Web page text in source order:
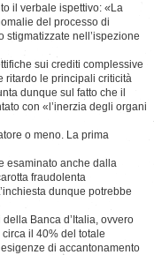
il verbale ispettivo: «La
del processo di
nell’ispezione
sui crediti complessive
ritardo le principali criticità
dunque sul fatto che il
con «l’inerzia degli organi
o meno. La prima
esaminato anche dalla
fraudolenta
dunque potrebbe
Banca d’Italia, ovvero
il 40% del totale
di accantonamento